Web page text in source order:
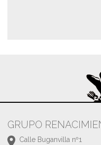
GRUPO
Calle Buganvilla nº1